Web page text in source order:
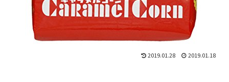
2019.01.28 2019.01.18